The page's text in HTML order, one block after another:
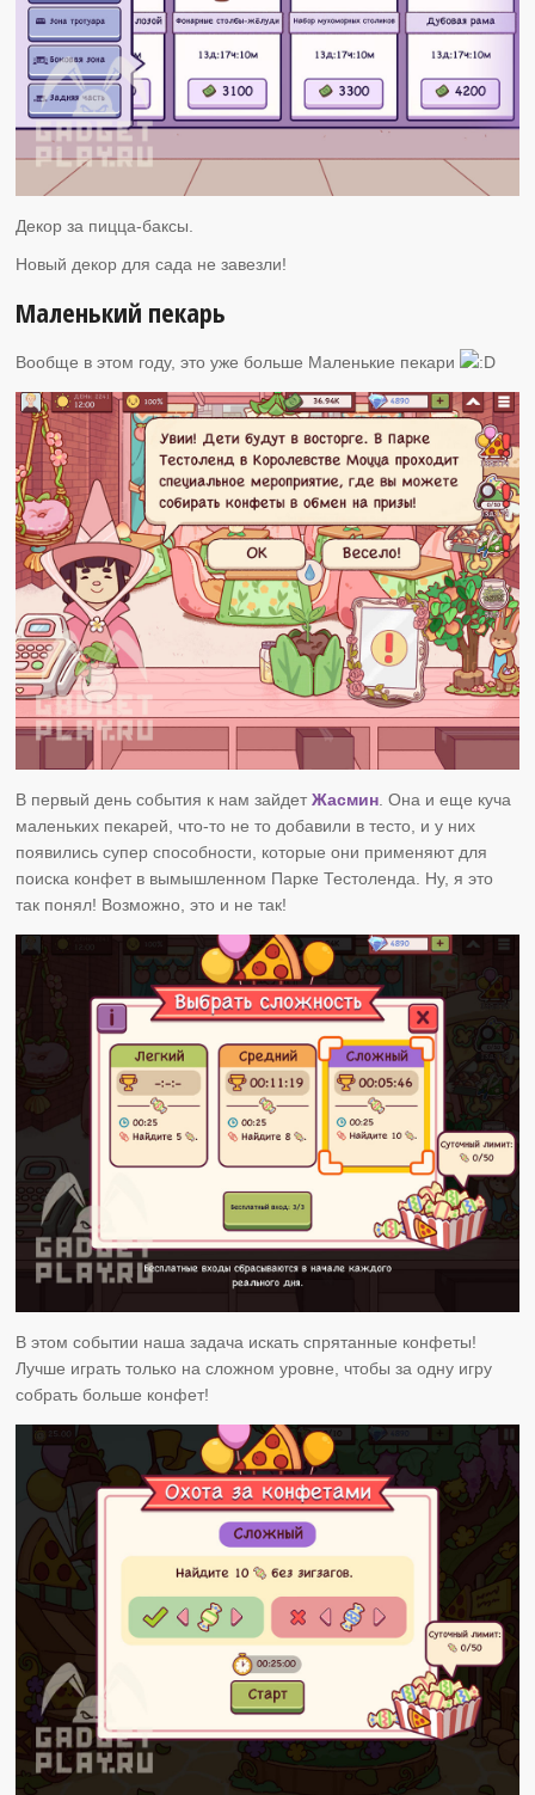
Декор за пицца-баксы.
Новый декор для сада не завезли!
Маленький пекарь
Вообще в этом году, это уже больше Маленькие пекари
В первый день события к нам зайдетЖасмин . Она и еще куча
маленьких пекарей, что-то не то добавили в тесто, и у них
появились супер способности, которые они применяют для
поиска конфет в вымышленном Парке Тестоленда. Ну, я это
так понял! Возможно, это и не так!
В этом событии наша задача искать спрятанные конфеты!
Лучше играть только на сложном уровне, чтобы за одну игру
собрать больше конфет!